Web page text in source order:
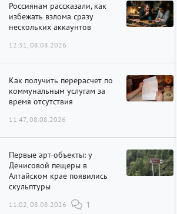
Россиянам рассказали, как
избежать взлома сразу
нескольких аккаунтов
12:31, 08.08.2026
Как получить перерасчет по
коммунальным услугам за
время отсутствия
11:47, 08.08.2026
Первые арт-объекты: у
Денисовой пещеры в
Алтайском крае появились
скульптуры
11:02, 08.08.2026 1